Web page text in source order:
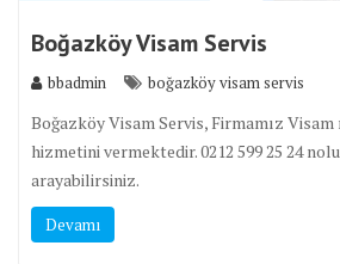
Boğazköy Visam Servis
bbadmin boğazköy visam servis
Boğazköy Visam Servis, Firmamız Visam
hizmetini vermektedir. 0212 599 25 24
arayabilirsiniz.
Devamı